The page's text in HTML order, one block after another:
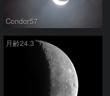
Condor57
月齢24.3